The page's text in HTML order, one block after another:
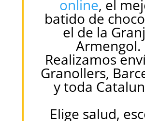
online, el
batido de
el de la
Armengol.
Realizamos
Granollers,
y toda
Elige salud,